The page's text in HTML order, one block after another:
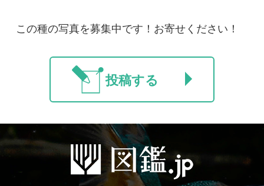
利用規約｜有料会員利用規約｜お問い合わせ｜プライバ
シーについて
特定商取引法に基づく表示｜運営会社｜ インプレスグル
ープ